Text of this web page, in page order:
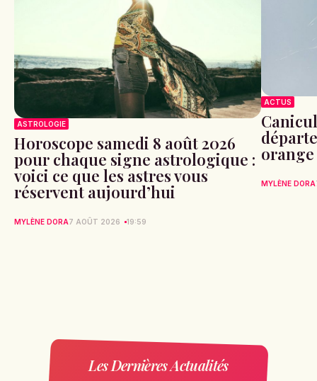
ASTROLOGIE
Horoscope samedi 8 août 2026
pour chaque signe astrologique :
voici ce que les astres vous
réservent aujourd’hui
MYLÈNE DORA7 AOÛT 2026 19:59
ACTUS
orange
MYLÈNE DORA
Les Dernières Actualités